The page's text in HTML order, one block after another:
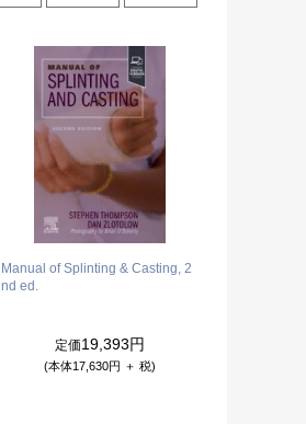
Manual of Splinting & Casting, 2
nd ed.
定価19,393円
(本体17,630円 ＋ 税)